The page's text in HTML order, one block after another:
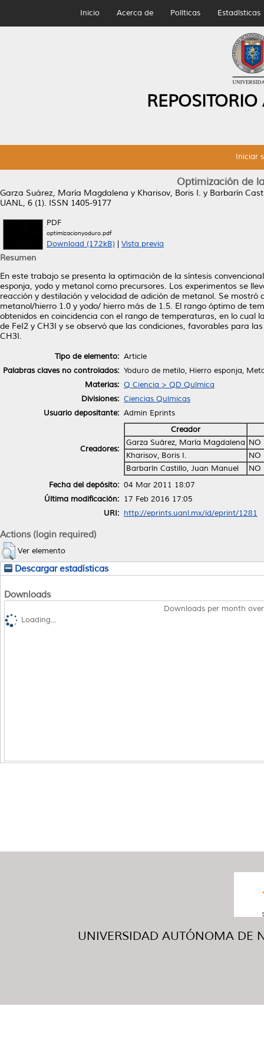
Inicio Acerca de Políticas Estadísticas
Iniciar
Optimización de
Garza Suárez, María Magdalena y Kharisov, Boris I. y Barbarín
UANL, 6 (1). ISSN 1405-9177
PDF
optimizacionyoduro.pdf
Download (172kB) Vista previa
Resumen
En este trabajo se presenta la optimación de la síntesis
esponja, yodo y metanol como precursores. Los experimentos se
reacción y destilación y velocidad de adición de metanol. Se
metanol/hierro 1.0 y yodo/ hierro más de 1.5. El rango óptimo de
obtenidos en coincidencia con el rango de temperaturas, en lo
de FeI2 y CH3I y se observó que las condiciones, favorables para
CH3I.
Tipo de elemento: Article
Palabras claves no controlados: Yoduro de metilo, Hierro esponja,
Materias: Q Ciencia > QD Química
Divisiones: Ciencias Químicas
Usuario depositante: Admin Eprints
Creadores:
Creador
Garza Suárez, María Magdalena NO
Kharisov, Boris I.
NO
Barbarín Castillo, Juan Manuel
NO
Fecha del depósito: 04 Mar 2011 18:07
Última modificación: 17 Feb 2016 17:05
URI: http://eprints.uanl.mx/id/eprint/1281
Actions (login required)
Ver elemento
Descargar estadísticas
Downloads
Downloads per month
Loading...
UNIVERSIDAD AUTÓNOMA DE